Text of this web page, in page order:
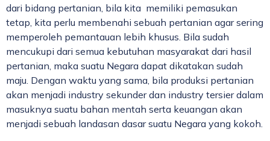
dari bidang pertanian, bila kita memiliki pemasukan
tetap, kita perlu membenahi sebuah pertanian agar sering
memperoleh pemantauan lebih khusus. Bila sudah
mencukupi dari semua kebutuhan masyarakat dari hasil
pertanian, maka suatu Negara dapat dikatakan sudah
maju. Dengan waktu yang sama, bila produksi pertanian
akan menjadi industry sekunder dan industry tersier dalam
masuknya suatu bahan mentah serta keuangan akan
menjadi sebuah landasan dasar suatu Negara yang kokoh.